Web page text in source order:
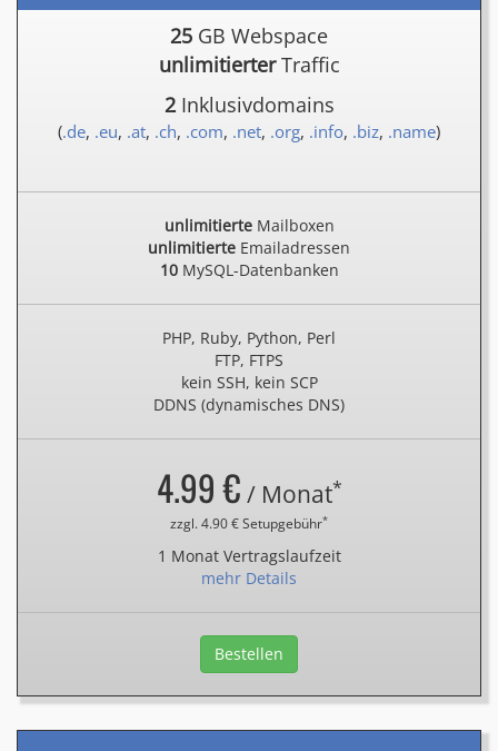
25 GB Webspace
unlimitierterTraffic
2Inklusivdomains
(.de, .eu, .at, .ch, .com, .net, .org, .info, .biz, .name)
unlimitierteMailboxen
unlimitierte Emailadressen
10MySQL-Datenbanken
PHP, Ruby, Python, Perl
FTP, FTPS
kein SSH, kein SCP
DDNS (dynamisches DNS)
4.99 € / Monat*
zzgl. 4.90 € Setupgebühr*
1 Monat Vertragslaufzeit
mehr Details
Bestellen